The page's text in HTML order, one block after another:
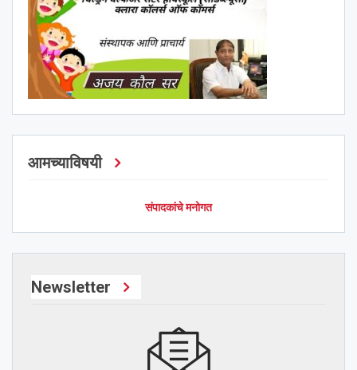
आमच्याविषयी
संपादकांचे मनोगत
Newsletter